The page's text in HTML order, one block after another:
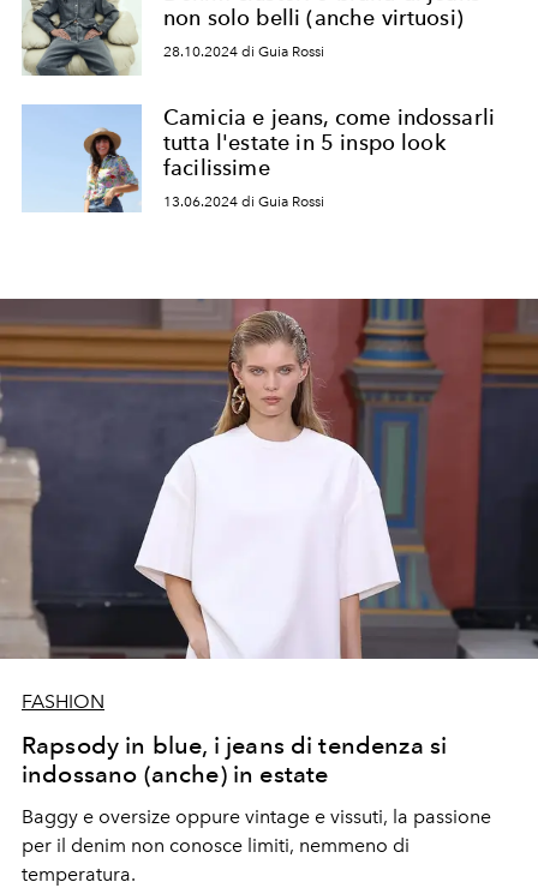
non solo belli (anche virtuosi)
28.10.2024 di Guia Rossi
Camicia e jeans, come indossarli
tutta l'estate in 5 inspo look
facilissime
13.06.2024 di Guia Rossi
FASHION
Rapsody in blue, i jeans di tendenza si
indossano (anche) in estate
Baggy e oversize oppure vintage e vissuti, la passione
per il denim non conosce limiti, nemmeno di
temperatura.